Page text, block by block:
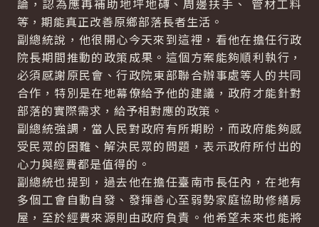
論，認為應再補助地坪地磚、周邊扶手、 管材工料
等，期能真正改善原鄉部落長者生活。
副總統說，他很開心今天來到這裡，看他在擔任行政
院長期間推動的政策成果。這個方案能夠順利執行，
必須感謝原民會、行政院東部聯合辦事處等人的共同
合作，特別是在地幕僚給予他的建議，政府才能針對
部落的實際需求，給予相對應的政策。
副總統強調，當人民對政府有所期盼，而政府能夠感
受民眾的困難、解決民眾的問題，表示政府所付出的
心力與經費都是值得的。
副總統也提到，過去他在擔任臺南市長任內，在地有
多個工會自動自發、發揮善心至弱勢家庭協助修繕房
屋，至於經費來源則由政府負責。他希望未來也能將